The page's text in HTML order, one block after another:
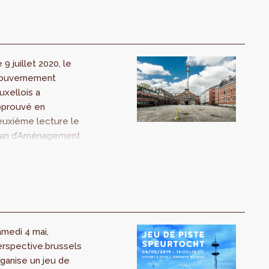
9 juillet 2020, le
a
en
lecture le
d’Aménagement
régionales
au Conseil
de se
4 mai,
un jeu de